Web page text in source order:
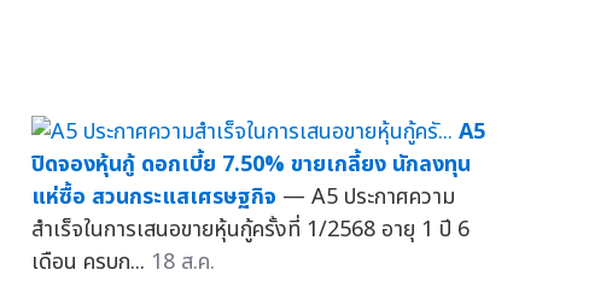
A5
ปิดจองหุ้นกู้ ดอกเบี้ย 7.50% ขายเกลี้ยง นักลงทุน
แห่ซื้อ สวนกระแสเศรษฐกิจ — A5 ประกาศความ
สำเร็จในการเสนอขายหุ้นกู้ครั้งที่ 1/2568 อายุ 1 ปี 6
เดือน ครบก... 18 ส.ค.